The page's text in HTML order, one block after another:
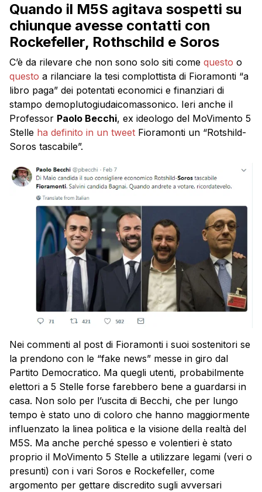
Quando il M5S agitava sospetti su
chiunque avesse contatti con
Rockefeller, Rothschild e Soros
C’è da rilevare che non sono solo siti come questo o
questo a rilanciare la tesi complottista di Fioramonti “a
libro paga” dei potentati economici e finanziari di
stampo demoplutogiudaicomassonico. Ieri anche il
Professor Paolo Becchi, ex ideologo del MoVimento 5
Stelle ha definito in un tweet Fioramonti un “Rotshild-
Soros tascabile”.
Nei commenti al post di Fioramonti i suoi sostenitori se
la prendono con le “fake news” messe in giro dal
Partito Democratico. Ma quegli utenti, probabilmente
elettori a 5 Stelle forse farebbero bene a guardarsi in
casa. Non solo per l’uscita di Becchi, che per lungo
tempo è stato uno di coloro che hanno maggiormente
influenzato la linea politica e la visione della realtà del
M5S. Ma anche perché spesso e volentieri è stato
proprio il MoVimento 5 Stelle a utilizzare legami (veri o
presunti) con i vari Soros e Rockefeller, come
argomento per gettare discredito sugli avversari